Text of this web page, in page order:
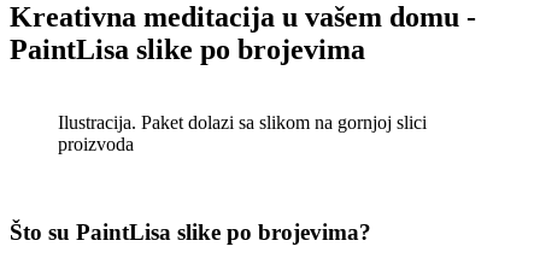
Kreativna meditacija u vašem domu -
PaintLisa slike po brojevima
Ilustracija. Paket dolazi sa slikom na gornjoj slici
proizvoda
Što su PaintLisa slike po brojevima?